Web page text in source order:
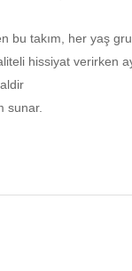
bu takım, her yaş
hissiyat verirken
sunar.